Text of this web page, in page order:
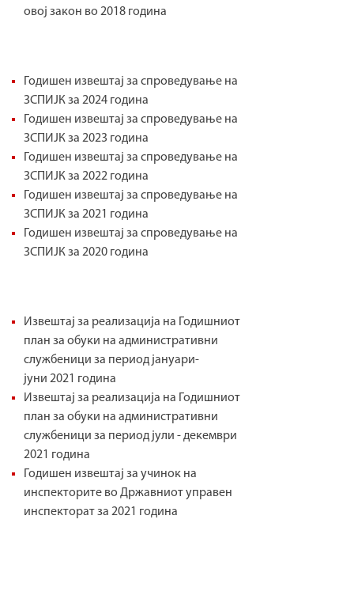
овој закон во 2018 година
Годишен извештај за спроведување на
ЗСПИЈК за 2024 година
Годишен извештај за спроведување на
ЗСПИЈК за 2023 година
Годишен извештај за спроведување на
ЗСПИЈК за 2022 година
Годишен извештај за спроведување на
ЗСПИЈК за 2021 година
Годишен извештај за спроведување на
ЗСПИЈК за 2020 година
Извештај за реализација на Годишниот
план за обуки на административни
службеници за период јануари-
јуни 2021 година
Извештај за реализација на Годишниот
план за обуки на административни
службеници за период јули - декември
2021 година
Годишен извештај за учинок на
инспекторите во Државниот управен
инспекторат за 2021 година